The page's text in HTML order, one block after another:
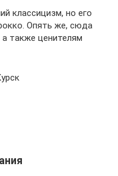
классицизм, но его
Опять же, сюда
также ценителям